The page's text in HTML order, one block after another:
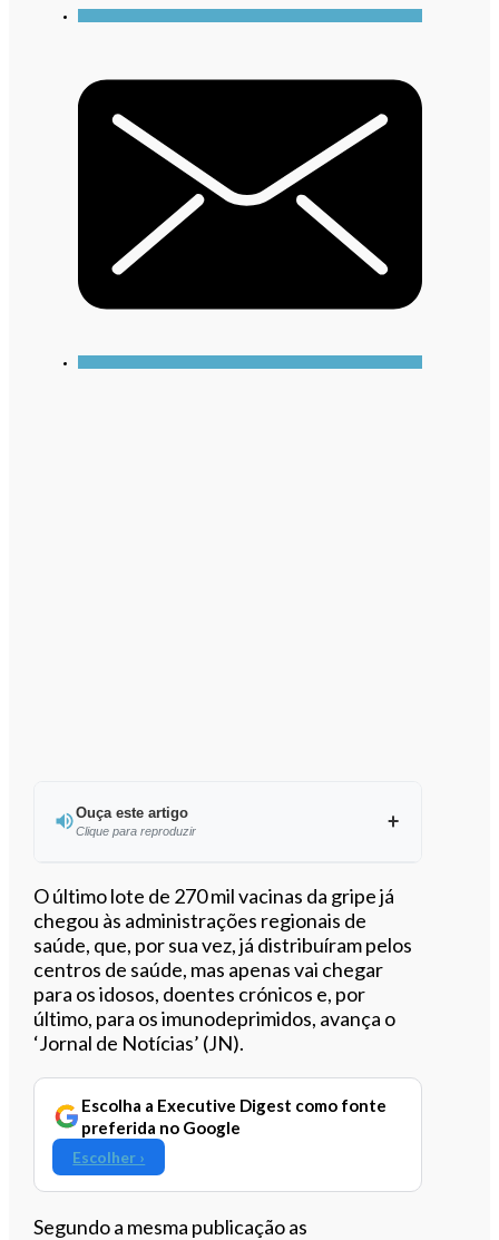
Ouça este artigo
Clique para reproduzir
Ouvir este artigo
O último lote de 270 mil vacinas da gripe já
chegou às administrações regionais de
saúde, que, por sua vez, já distribuíram pelos
centros de saúde, mas apenas vai chegar
para os idosos, doentes crónicos e, por
último, para os imunodeprimidos, avança o
‘Jornal de Notícias’ (JN).
Escolha a Executive Digest como fonte
preferida no Google
Escolher ›
Segundo a mesma publicação as